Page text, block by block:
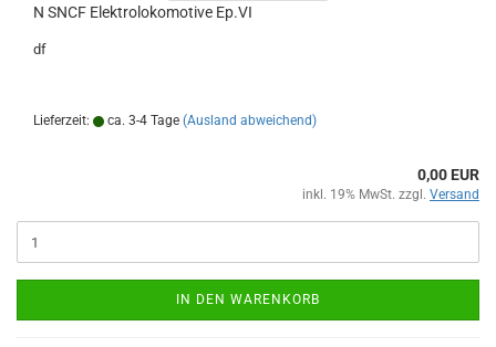
N SNCF Elektrolokomotive Ep.VI
df
Lieferzeit: ca. 3-4 Tage (Ausland abweichend)
0,00 EUR
inkl. 19% MwSt. zzgl. Versand
IN DEN WARENKORB